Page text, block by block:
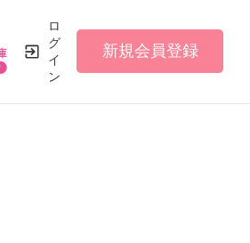
ロ
グ
イ
ン
新規会員登録